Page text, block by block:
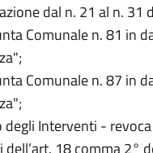
dal n. 21 al n.
Comunale n. 81 in
Comunale n. 87 in
Interventi -
18 comma 2°